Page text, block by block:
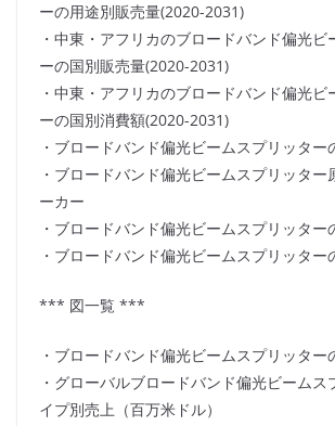
ーの用途別販売量(2020-2031)
・中東・アフリカのブロードバンド偏光ビ
ーの国別販売量(2020-2031)
・中東・アフリカのブロードバンド偏光ビ
ーの国別消費額(2020-2031)
・ブロードバンド偏光ビームスプリッター
・ブロードバンド偏光ビームスプリッター
ーカー
・ブロードバンド偏光ビームスプリッター
・ブロードバンド偏光ビームスプリッター
*** 図一覧 ***
・ブロードバンド偏光ビームスプリッター
・グローバルブロードバンド偏光ビームス
イプ別売上（百万米ドル）